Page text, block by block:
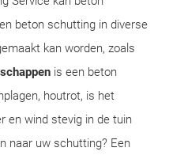
beton schutting in diverse
kan worden, zoals
is een beton
houtrot, is het
en wind stevig in de tuin
naar uw schutting? Een